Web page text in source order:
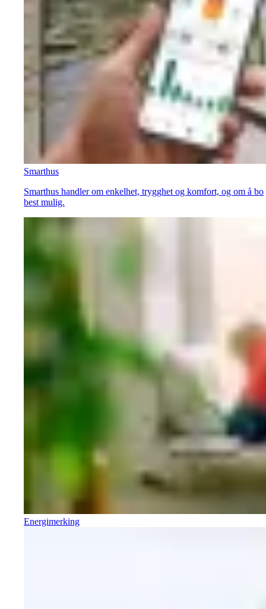
Smarthus
Smarthus handler om enkelhet, trygghet og komfort, og om å bo
best mulig.
Energimerking